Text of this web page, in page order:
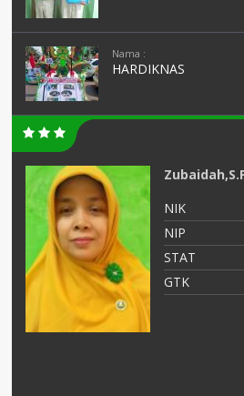
Nama :
HARDIKNAS
NIK
NIP
STAT
GTK